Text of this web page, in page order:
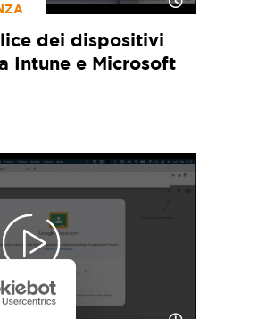
dei dispositivi
Intune e Microsoft